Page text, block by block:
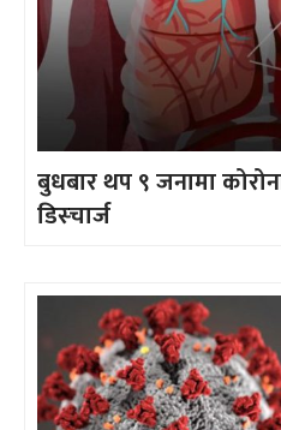
बुधबार थप ९ जनामा
डिस्चार्ज